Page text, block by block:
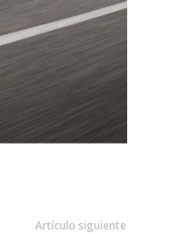
Artículo siguiente